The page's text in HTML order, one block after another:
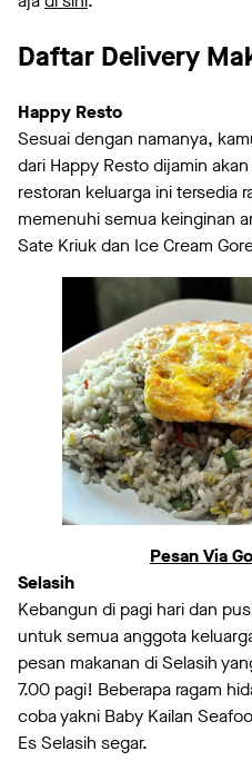
Daftar Delivery
Happy Resto
Sesuai dengan namanya,
dari Happy Resto dijamin
restoran keluarga ini tersedia
memenuhi semua keinginan
Sate Kriuk dan Ice Cream
Pesan Via
Selasih
Kebangun di pagi hari dan
untuk semua anggota
pesan makanan di Selasih
7.00 pagi! Beberapa ragam
coba yakni Baby Kailan
Es Selasih segar.